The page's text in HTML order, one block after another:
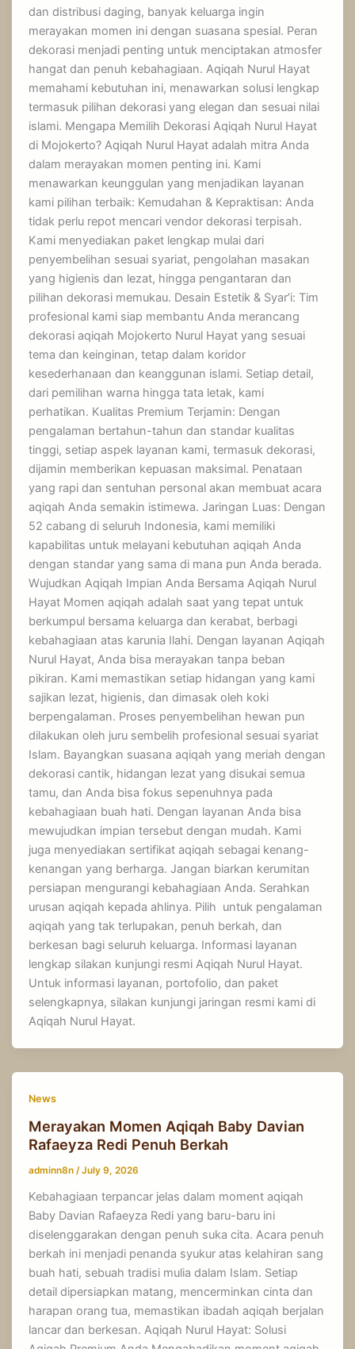
dan distribusi daging, banyak keluarga ingin
merayakan momen ini dengan suasana spesial. Peran
dekorasi menjadi penting untuk menciptakan atmosfer
hangat dan penuh kebahagiaan. Aqiqah Nurul Hayat
memahami kebutuhan ini, menawarkan solusi lengkap
termasuk pilihan dekorasi yang elegan dan sesuai nilai
islami. Mengapa Memilih Dekorasi Aqiqah Nurul Hayat
di Mojokerto? Aqiqah Nurul Hayat adalah mitra Anda
dalam merayakan momen penting ini. Kami
menawarkan keunggulan yang menjadikan layanan
kami pilihan terbaik: Kemudahan & Kepraktisan: Anda
tidak perlu repot mencari vendor dekorasi terpisah.
Kami menyediakan paket lengkap mulai dari
penyembelihan sesuai syariat, pengolahan masakan
yang higienis dan lezat, hingga pengantaran dan
pilihan dekorasi memukau. Desain Estetik & Syar’i: Tim
profesional kami siap membantu Anda merancang
dekorasi aqiqah Mojokerto Nurul Hayat yang sesuai
tema dan keinginan, tetap dalam koridor
kesederhanaan dan keanggunan islami. Setiap detail,
dari pemilihan warna hingga tata letak, kami
perhatikan. Kualitas Premium Terjamin: Dengan
pengalaman bertahun-tahun dan standar kualitas
tinggi, setiap aspek layanan kami, termasuk dekorasi,
dijamin memberikan kepuasan maksimal. Penataan
yang rapi dan sentuhan personal akan membuat acara
aqiqah Anda semakin istimewa. Jaringan Luas: Dengan
52 cabang di seluruh Indonesia, kami memiliki
kapabilitas untuk melayani kebutuhan aqiqah Anda
dengan standar yang sama di mana pun Anda berada.
Wujudkan Aqiqah Impian Anda Bersama Aqiqah Nurul
Hayat Momen aqiqah adalah saat yang tepat untuk
berkumpul bersama keluarga dan kerabat, berbagi
kebahagiaan atas karunia Ilahi. Dengan layanan Aqiqah
Nurul Hayat, Anda bisa merayakan tanpa beban
pikiran. Kami memastikan setiap hidangan yang kami
sajikan lezat, higienis, dan dimasak oleh koki
berpengalaman. Proses penyembelihan hewan pun
dilakukan oleh juru sembelih profesional sesuai syariat
Islam. Bayangkan suasana aqiqah yang meriah dengan
dekorasi cantik, hidangan lezat yang disukai semua
tamu, dan Anda bisa fokus sepenuhnya pada
kebahagiaan buah hati. Dengan layanan Anda bisa
mewujudkan impian tersebut dengan mudah. Kami
juga menyediakan sertifikat aqiqah sebagai kenang-
kenangan yang berharga. Jangan biarkan kerumitan
persiapan mengurangi kebahagiaan Anda. Serahkan
urusan aqiqah kepada ahlinya. Pilih untuk pengalaman
aqiqah yang tak terlupakan, penuh berkah, dan
berkesan bagi seluruh keluarga. Informasi layanan
lengkap silakan kunjungi resmi Aqiqah Nurul Hayat.
Untuk informasi layanan, portofolio, dan paket
selengkapnya, silakan kunjungi jaringan resmi kami di
Aqiqah Nurul Hayat.
News
Merayakan Momen Aqiqah Baby Davian
Rafaeyza Redi Penuh Berkah
adminn8n/July 9, 2026
Kebahagiaan terpancar jelas dalam moment aqiqah
Baby Davian Rafaeyza Redi yang baru-baru ini
diselenggarakan dengan penuh suka cita. Acara penuh
berkah ini menjadi penanda syukur atas kelahiran sang
buah hati, sebuah tradisi mulia dalam Islam. Setiap
detail dipersiapkan matang, mencerminkan cinta dan
harapan orang tua, memastikan ibadah aqiqah berjalan
lancar dan berkesan. Aqiqah Nurul Hayat: Solusi